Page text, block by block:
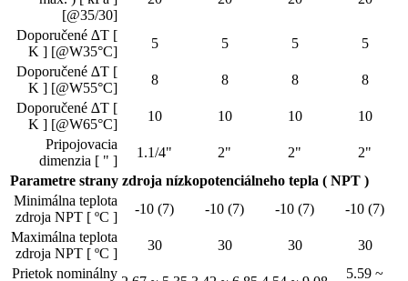
[@35/30]
Doporučené ∆T [
K ] [@W35°C]
5 5 5
5
Doporučené ∆T [
K ] [@W55°C]
8 8 8
8
Doporučené ∆T [
K ] [@W65°C]
10 10 10
10
Pripojovacia
dimenzia [ " ]
1.1/4" 2" 2"
2"
Parametre strany zdroja nízkopotenciálneho tepla ( NPT )
Minimálna teplota
zdroja NPT [ ºC ]
-10 (7) -10 (7) -10 (7)
-10 (7)
Maximálna teplota
zdroja NPT [ ºC ]
30 30 30
30
Prietok nominálny
5.59 ~